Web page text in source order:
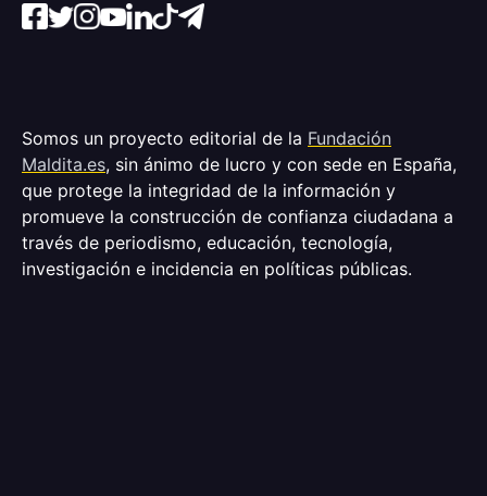
Somos un proyecto editorial de la Fundación
Maldita.es, sin ánimo de lucro y con sede en España,
que protege la integridad de la información y
promueve la construcción de confianza ciudadana a
través de periodismo, educación, tecnología,
investigación e incidencia en políticas públicas.